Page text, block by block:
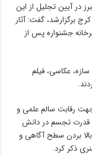
در آیین تجلیل از این
برگزارشد، گفت: آثار
ارسالی به دبیرخانه جشنواره پس از
عکاسی، فیلم
رقابت سالم علمی و
قدرت تجسم در دانش
بردن سطح آگاهی و
ذکر کرد.